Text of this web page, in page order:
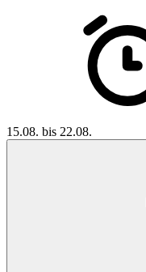
15.08. bis 22.08.